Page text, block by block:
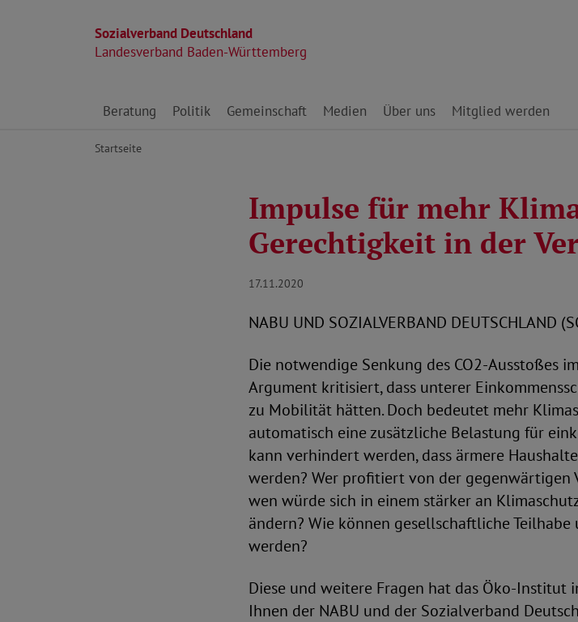
Sozialverband Deutschland
Landesverband Baden-Württemberg
Direkt zu den Inhalten springen
Beratung Politik Gemeinschaft Medien Über uns Mitglied werden
Startseite
Impulse für mehr
Gerechtigkeit in der
17.11.2020
NABU UND SOZIALVERBAND DEUTSCHLAND
Die notwendige Senkung des CO2-Ausstoßes
Argument kritisiert, dass unterer
zu Mobilität hätten. Doch bedeutet mehr
automatisch eine zusätzliche Belastung für
kann verhindert werden, dass ärmere
werden? Wer profitiert von der gegenwärtigen
wen würde sich in einem stärker an
ändern? Wie können gesellschaftliche
werden?
Diese und weitere Fragen hat das Öko-Institut
Ihnen der NABU und der Sozialverband